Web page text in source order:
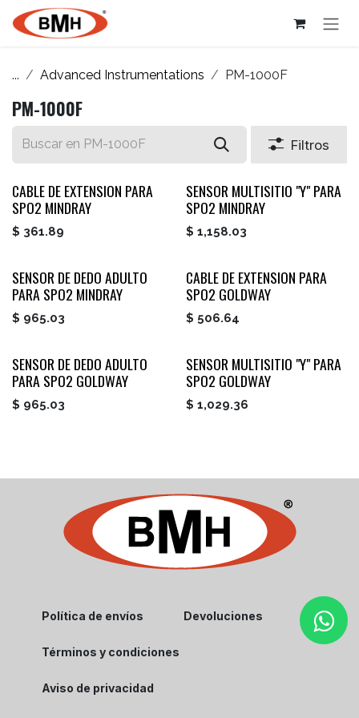
Ir al contenido
... Advanced Instrumentations PM-1000F
PM-1000F
Filtros
CABLE DE EXTENSION PARA
SPO2 MINDRAY
$ 361.89
SENSOR MULTISITIO "Y" PARA
SPO2 MINDRAY
$ 1,158.03
SENSOR DE DEDO ADULTO
PARA SPO2 MINDRAY
$ 965.03
CABLE DE EXTENSION PARA
SPO2 GOLDWAY
$ 506.64
SENSOR DE DEDO ADULTO
PARA SPO2 GOLDWAY
$ 965.03
SENSOR MULTISITIO "Y" PARA
SPO2 GOLDWAY
$ 1,029.36
Política de envíos Devoluciones
Términos y condiciones
Aviso de privacidad